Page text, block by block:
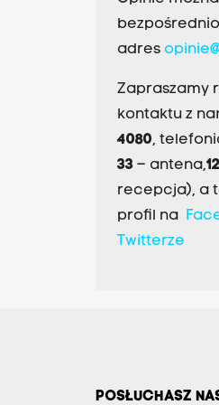
adres
Zapraszamy
kontaktu z
4080,
33– antena,
recepcja), a
profil na
Twitterze
POSŁUCHASZ